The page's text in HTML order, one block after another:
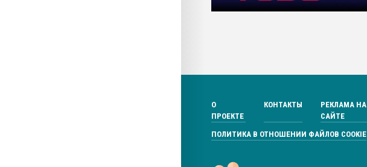
О
ПРОЕКТЕ
КОНТАКТЫ
РЕКЛАМА НА
САЙТЕ
ПОЛИТИКА В ОТНОШЕНИИ ФАЙЛОВ COOKIE